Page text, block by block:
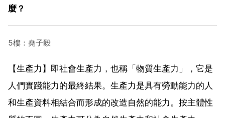
麼？
5樓：堯子毅
【生產力】即社會生產力，也稱「物質生產力」，它是
人們實踐能力的最終結果。生產力是具有勞動能力的人
和生產資料相結合而形成的改造自然的能力。按主體性